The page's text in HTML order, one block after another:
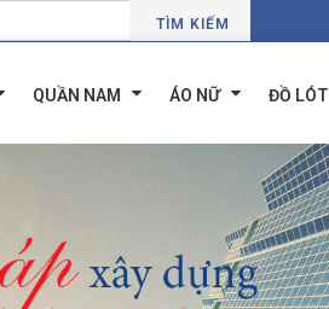
TÌM KIẾM
QUẦN NAM ÁO NỮ ĐỒ LÓT